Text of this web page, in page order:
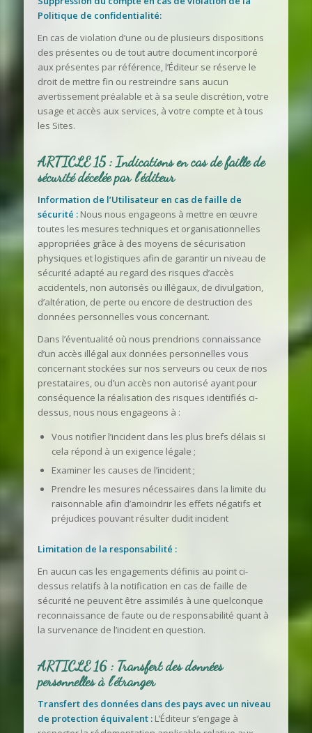
Politique de confidentialité:
En cas de violation d’une ou de plusieurs dispositions
des présentes ou de tout autre document incorporé
aux présentes par référence, l’Éditeur se réserve le
droit de mettre fin ou restreindre sans aucun
avertissement préalable et à sa seule discrétion, votre
usage et accès aux services, à votre compte et à tous
les Sites.
ARTICLE 15 : Indications en cas de faille de
sécurité décelée par l’éditeur
Information de l’Utilisateur en cas de faille de
sécurité : Nous nous engageons à mettre en œuvre
toutes les mesures techniques et organisationnelles
appropriées grâce à des moyens de sécurisation
physiques et logistiques afin de garantir un niveau de
sécurité adapté au regard des risques d’accès
accidentels, non autorisés ou illégaux, de divulgation,
d’altération, de perte ou encore de destruction des
données personnelles vous concernant.
Dans l’éventualité où nous prendrions connaissance
d’un accès illégal aux données personnelles vous
concernant stockées sur nos serveurs ou ceux de nos
prestataires, ou d’un accès non autorisé ayant pour
conséquence la réalisation des risques identifiés ci-
dessus, nous nous engageons à :
Vous notifier l’incident dans les plus brefs délais si
cela répond à un exigence légale ;
Examiner les causes de l’incident ;
Prendre les mesures nécessaires dans la limite du
raisonnable afin d’amoindrir les effets négatifs et
préjudices pouvant résulter dudit incident
Limitation de la responsabilité :
En aucun cas les engagements définis au point ci-
dessus relatifs à la notification en cas de faille de
sécurité ne peuvent être assimilés à une quelconque
reconnaissance de faute ou de responsabilité quant à
la survenance de l’incident en question.
ARTICLE 16 : Transfert des données
personnelles à l’étranger
Transfert des données dans des pays avec un niveau
de protection équivalent : L’Éditeur s’engage à